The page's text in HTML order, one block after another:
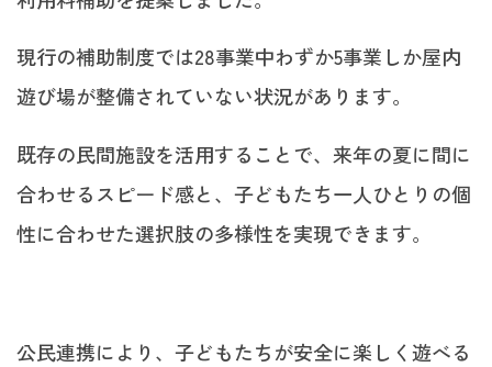
現行の補助制度では28事業中わずか5事業しか屋内
遊び場が整備されていない状況があります。
既存の民間施設を活用することで、来年の夏に間に
合わせるスピード感と、子どもたち一人ひとりの個
性に合わせた選択肢の多様性を実現できます。
公民連携により、子どもたちが安全に楽しく遊べる